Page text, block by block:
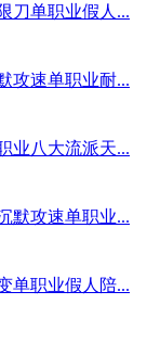
刀单职业假人...
攻速单职业耐...
业八大流派天...
默攻速单职业...
单职业假人陪...